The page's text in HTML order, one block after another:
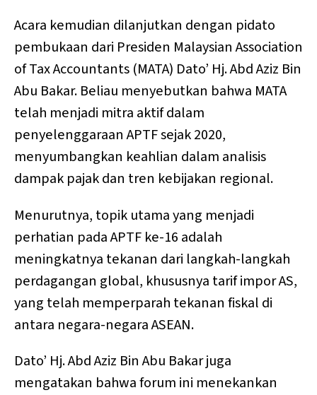
Acara kemudian dilanjutkan dengan pidato
pembukaan dari Presiden Malaysian Association
of Tax Accountants (MATA) Dato’ Hj. Abd Aziz Bin
Abu Bakar. Beliau menyebutkan bahwa MATA
telah menjadi mitra aktif dalam
penyelenggaraan APTF sejak 2020,
menyumbangkan keahlian dalam analisis
dampak pajak dan tren kebijakan regional.
Menurutnya, topik utama yang menjadi
perhatian pada APTF ke-16 adalah
meningkatnya tekanan dari langkah-langkah
perdagangan global, khususnya tarif impor AS,
yang telah memperparah tekanan fiskal di
antara negara-negara ASEAN.
Dato’ Hj. Abd Aziz Bin Abu Bakar juga
mengatakan bahwa forum ini menekankan